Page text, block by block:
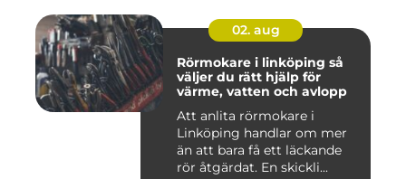
02. aug
Rörmokare i linköping så
väljer du rätt hjälp för
värme, vatten och avlopp
Att anlita rörmokare i
Linköping handlar om mer
än att bara få ett läckande
rör åtgärdat. En skickli...